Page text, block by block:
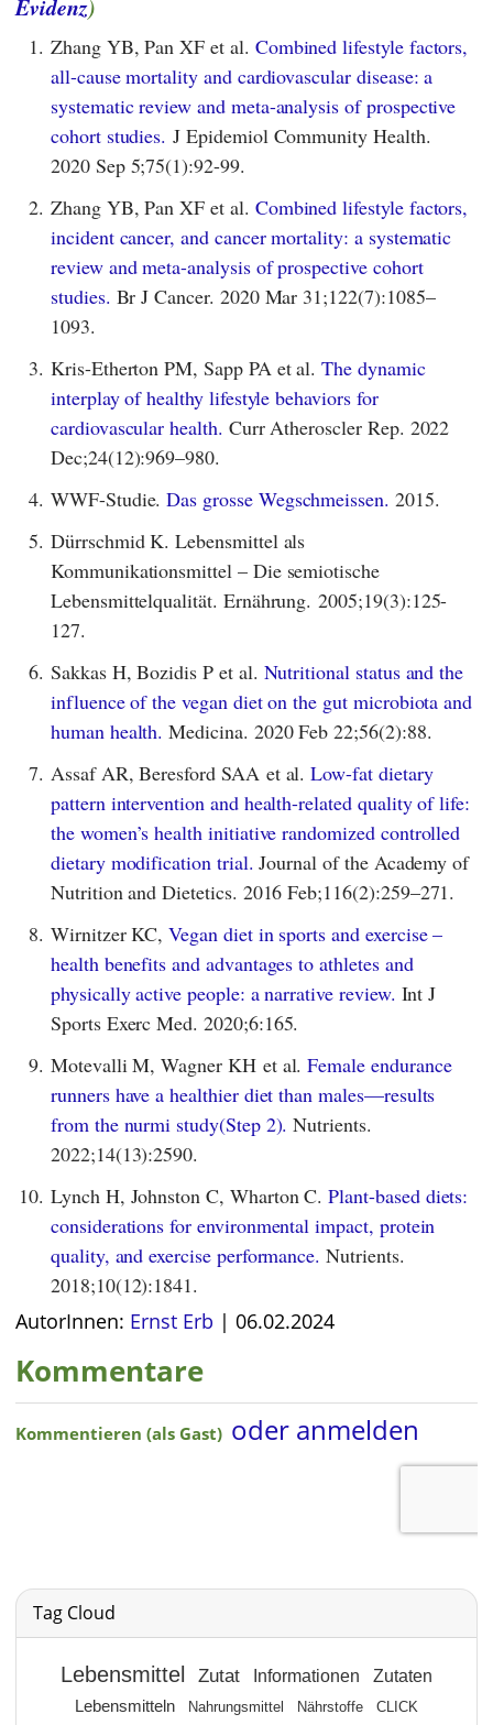
1. Zhang YB, Pan XF et al. Combined lifestyle factors,
all-cause mortality and cardiovascular disease: a
systematic review and meta-analysis of prospective
cohort studies. J Epidemiol Community Health.
2020 Sep 5;75(1):92-99.
2. Zhang YB, Pan XF et al. Combined lifestyle factors,
incident cancer, and cancer mortality: a systematic
review and meta-analysis of prospective cohort
studies. Br J Cancer. 2020 Mar 31;122(7):1085–
1093.
3. Kris-Etherton PM, Sapp PA et al.The dynamic
interplay of healthy lifestyle behaviors for
cardiovascular health. Curr Atheroscler Rep. 2022
Dec;24(12):969–980.
4. WWF-Studie.Das grosse Wegschmeissen. 2015.
5. Dürrschmid K. Lebensmittel als
Kommunikationsmittel – Die semiotische
Lebensmittelqualität. Ernährung. 2005;19(3):125-
127.
6. Sakkas H, Bozidis P et al. Nutritional status and the
influence of the vegan diet on the gut microbiota and
human health. Medicina. 2020 Feb 22;56(2):88.
7. Assaf AR, Beresford SAA et al.Low-fat dietary
pattern intervention and health-related quality of life:
the women’s health initiative randomized controlled
dietary modification trial. Journal of the Academy of
Nutrition and Dietetics. 2016 Feb;116(2):259–271.
8. Wirnitzer KC,Vegan diet in sports and exercise –
health benefits and advantages to athletes and
physically active people: a narrative review. Int J
Sports Exerc Med. 2020;6:165.
9. Motevalli M, Wagner KH et al.Female endurance
runners have a healthier diet than males—results
from the nurmi study(Step 2). Nutrients.
2022;14(13):2590.
10. Lynch H, Johnston C, Wharton C.Plant-based diets:
considerations for environmental impact, protein
quality, and exercise performance. Nutrients.
2018;10(12):1841.
AutorInnen: Ernst Erb | 06.02.2024
Kommentare
Tag Cloud
Lebensmittel Zutat Informationen Zutaten
Lebensmitteln Nahrungsmittel Nährstoffe CLICK